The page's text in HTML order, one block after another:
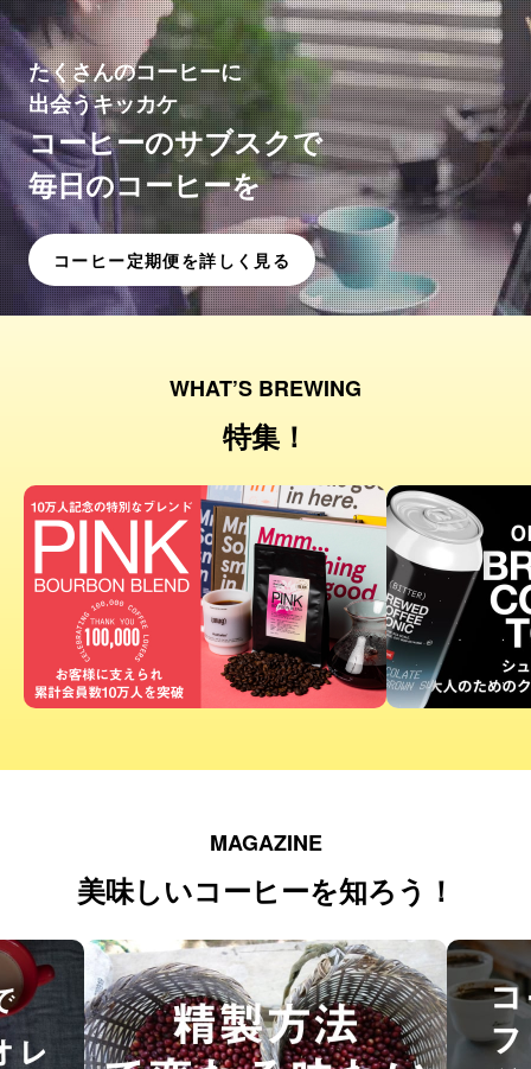
たくさんのコーヒーに
出会うキッカケ
コーヒーのサブスクで
毎日のコーヒーを
コーヒー定期便を詳しく見る
WHAT’S BREWING
特集！
MAGAZINE
美味しいコーヒーを知ろう！